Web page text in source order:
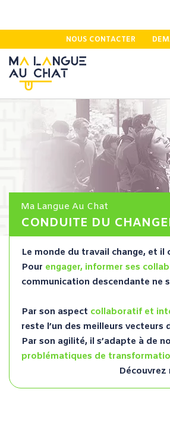
NOUS CONTACTER
Ma Langue Au Chat
CONDUITE DU
Le monde du travail change, et il
Pour engager, informer ses
communication descendante ne
Par son aspect collaboratif et
reste l’un des meilleurs vecteurs
Par son agilité, il s’adapte à de
problématiques de
Découvrez